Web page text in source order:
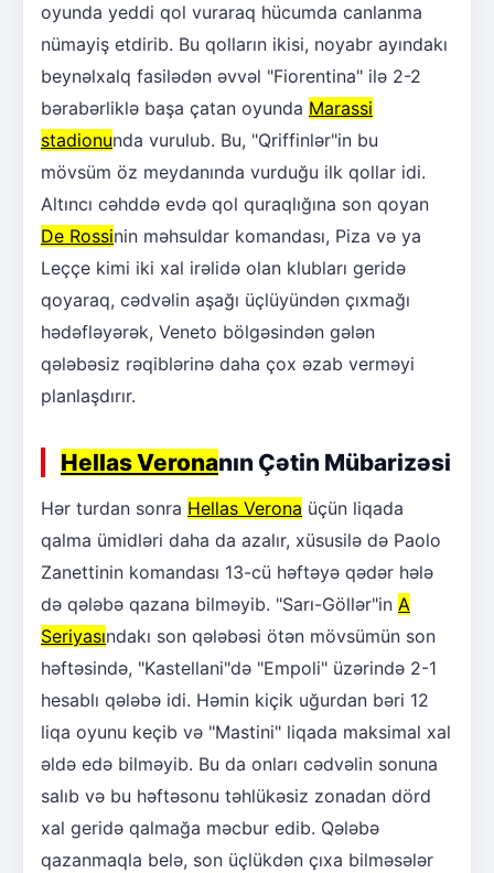
oyunda yeddi qol vuraraq hücumda canlanma
nümayiş etdirib. Bu qolların ikisi, noyabr ayındakı
beynəlxalq fasilədən əvvəl "Fiorentina" ilə 2-2
bərabərliklə başa çatan oyunda Marassi
stadionunda vurulub. Bu, "Qriffinlər"in bu
mövsüm öz meydanında vurduğu ilk qollar idi.
Altıncı cəhddə evdə qol quraqlığına son qoyan
De Rossinin məhsuldar komandası, Piza və ya
Leççe kimi iki xal irəlidə olan klubları geridə
qoyaraq, cədvəlin aşağı üçlüyündən çıxmağı
hədəfləyərək, Veneto bölgəsindən gələn
qələbəsiz rəqiblərinə daha çox əzab verməyi
planlaşdırır.
Hellas Veronanın Çətin Mübarizəsi
Hər turdan sonra Hellas Verona üçün liqada
qalma ümidləri daha da azalır, xüsusilə də Paolo
Zanettinin komandası 13-cü həftəyə qədər hələ
də qələbə qazana bilməyib. "Sarı-Göllər"in A
Seriyasındakı son qələbəsi ötən mövsümün son
həftəsində, "Kastellani"də "Empoli" üzərində 2-1
hesablı qələbə idi. Həmin kiçik uğurdan bəri 12
liqa oyunu keçib və "Mastini" liqada maksimal xal
əldə edə bilməyib. Bu da onları cədvəlin sonuna
salıb və bu həftəsonu təhlükəsiz zonadan dörd
xal geridə qalmağa məcbur edib. Qələbə
qazanmaqla belə, son üçlükdən çıxa bilməsələr